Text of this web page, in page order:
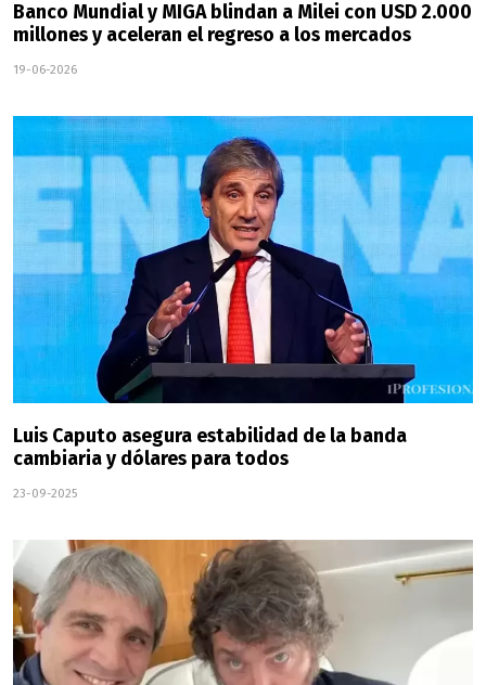
Banco Mundial y MIGA blindan a Milei con USD 2.000
millones y aceleran el regreso a los mercados
19-06-2026
Luis Caputo asegura estabilidad de la banda
cambiaria y dólares para todos
23-09-2025